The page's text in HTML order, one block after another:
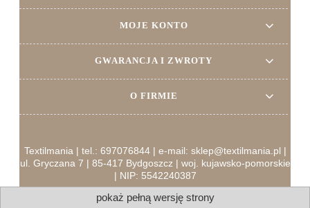
MOJE KONTO
GWARANCJA I ZWROTY
O FIRMIE
Textilmania | tel.: 697076844 | e-mail: sklep@textilmania.pl |
ul. Gryczana 7 | 85-417 Bydgoszcz | woj. kujawsko-pomorskie
| NIP: 5542240387
pokaż pełną wersję strony